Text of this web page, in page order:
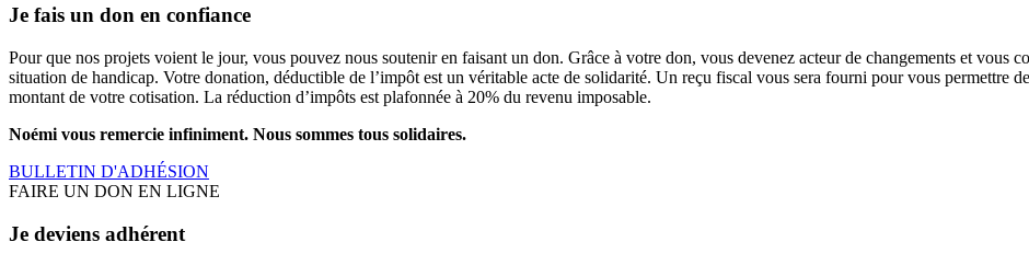
Je fais un don en confiance
Pour que nos projets voient le jour, vous pouvez nous soutenir en faisant un don. Grâce à votre don, vous devenez acteur de changements et vous
situation de handicap. Votre donation, déductible de l’impôt est un véritable acte de solidarité. Un reçu fiscal vous sera fourni pour vous permettre
montant de votre cotisation. La réduction d’impôts est plafonnée à 20% du revenu imposable.
Noémi vous remercie infiniment. Nous sommes tous solidaires.
BULLETIN D'ADHÉSION
FAIRE UN DON EN LIGNE
Je deviens adhérent